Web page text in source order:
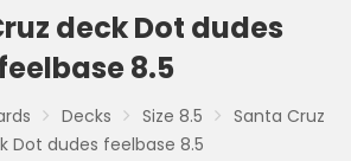
deck Dot dudes
8.5
Decks Size 8.5
Santa Cruz
Dot dudes feelbase 8.5